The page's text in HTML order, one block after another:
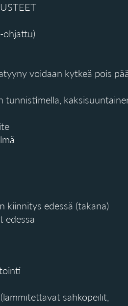
ohjattu)
voidaan kytkeä pois
tunnistimella,
kiinnitys edessä (takana)
edessä
sähköpeilit,